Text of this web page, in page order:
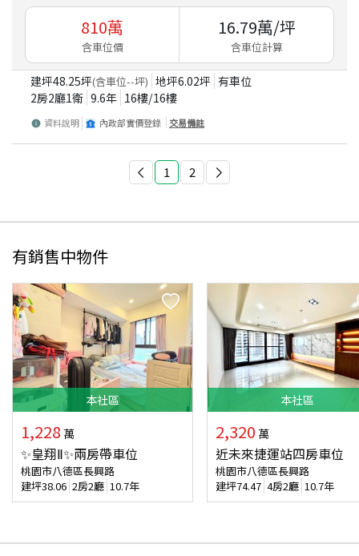
810萬
含車位價
16.79萬/坪
含車位計算
建坪48.25坪(含車位--坪) 地坪6.02坪 有車位
2房2廳1衛 9.6年 16樓/16樓
資料說明 內政部實價登錄 交易備註
1 2
有銷售中物件
本社區
1,228 萬
✨皇翔Ⅱ✨兩房帶車位
桃園市八德區長興路
建坪38.06 2房2廳 10.7年
本社區
2,320 萬
近未來捷運站四房車位
桃園市八德區長興路
建坪74.47 4房2廳 10.7年